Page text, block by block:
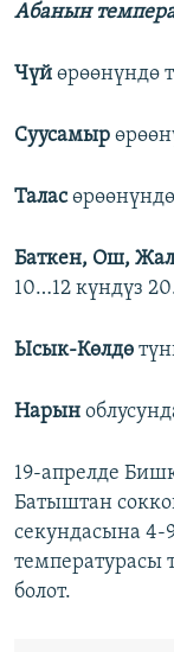
Абанын
Чүй өрөөнүндө
Суусамыр
Талас
Баткен, Ош,
10…12 күндүз
Ысык-Көлдө
Нарын
19-апрелде
Батыштан
секундасына 4-
температурасы
болот.